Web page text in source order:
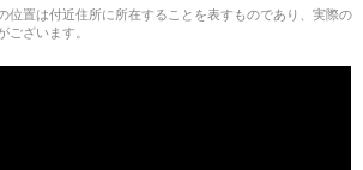
位置は付近住所に所在することを表すものであり、実際の
ございます。